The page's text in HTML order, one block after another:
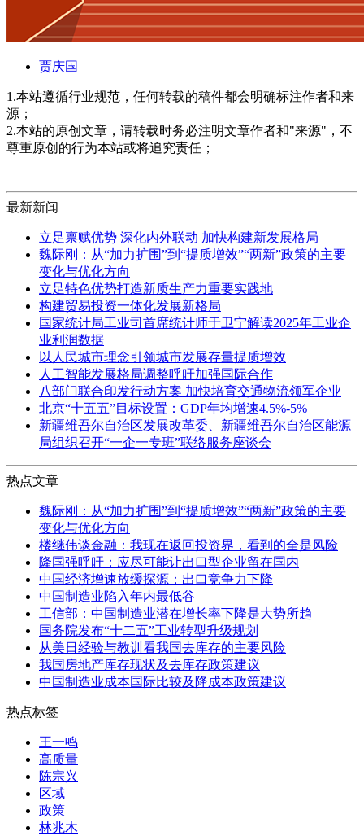
贾庆国
1.本站遵循行业规范，任何转载的稿件都会明确标注作者和来
源；
2.本站的原创文章，请转载时务必注明文章作者和"来源"，不
尊重原创的行为本站或将追究责任；
最新新闻
立足禀赋优势 深化内外联动 加快构建新发展格局
魏际刚：从“加力扩围”到“提质增效”“两新”政策的主要
变化与优化方向
立足特色优势打造新质生产力重要实践地
构建贸易投资一体化发展新格局
国家统计局工业司首席统计师于卫宁解读2025年工业企
业利润数据
以人民城市理念引领城市发展存量提质增效
人工智能发展格局调整呼吁加强国际合作
八部门联合印发行动方案 加快培育交通物流领军企业
北京“十五五”目标设置：GDP年均增速4.5%-5%
新疆维吾尔自治区发展改革委、新疆维吾尔自治区能源
局组织召开“一企一专班”联络服务座谈会
热点文章
魏际刚：从“加力扩围”到“提质增效”“两新”政策的主要
变化与优化方向
楼继伟谈金融：我现在返回投资界，看到的全是风险
隆国强呼吁：应尽可能让出口型企业留在国内
中国经济增速放缓探源：出口竞争力下降
中国制造业陷入年内最低谷
工信部：中国制造业潜在增长率下降是大势所趋
国务院发布“十二五”工业转型升级规划
从美日经验与教训看我国去库存的主要风险
我国房地产库存现状及去库存政策建议
中国制造业成本国际比较及降成本政策建议
热点标签
王一鸣
高质量
陈宗兴
区域
政策
林兆木